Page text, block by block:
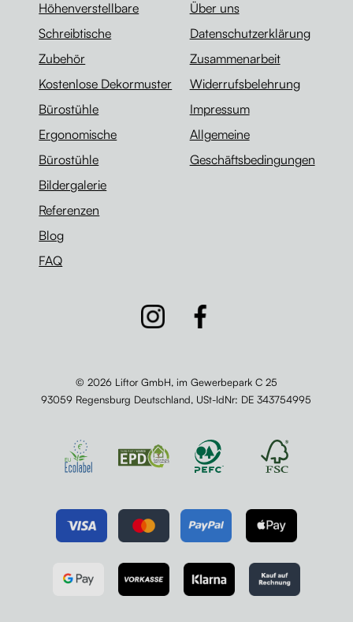
Höhenverstellbare
Schreibtische
Zubehör
Kostenlose Dekormuster
Bürostühle
Ergonomische
Bürostühle
Bildergalerie
Referenzen
Blog
FAQ
Über uns
Datenschutzerklärung
Zusammenarbeit
Widerrufsbelehrung
Impressum
Allgemeine
Geschäftsbedingungen
© 2026 Liftor GmbH, im Gewerbepark C 25
93059 Regensburg Deutschland, USt-IdNr: DE 343754995